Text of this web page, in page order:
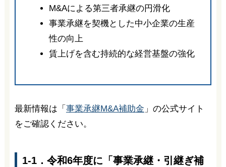
M&Aによる第三者承継の円滑化
事業承継を契機とした中小企業の生産
性の向上
賃上げを含む持続的な経営基盤の強化
最新情報は「 事業承継M&A補助金 」の公式サイト
をご確認ください。
1-1．令和6年度に「事業承継・引継ぎ補